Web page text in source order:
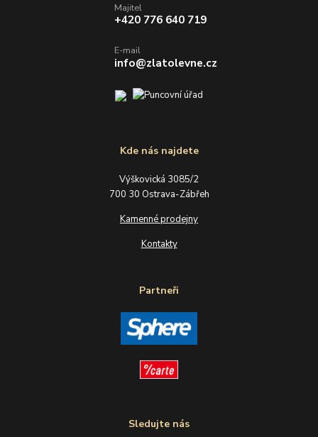
Kde nás najdete
Výškovická 3085/2
700 30 Ostrava-Zábřeh
Kamenné prodejny
Kontakty
Partneři
Sledujte nás
Majitel
+420 776 640 719
E-mail
info@zlatolevne.cz